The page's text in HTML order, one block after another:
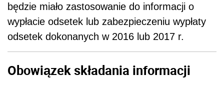
będzie miało zastosowanie do informacji o
wypłacie odsetek lub zabezpieczeniu wypłaty
odsetek dokonanych w 2016 lub 2017 r.
Obowiązek składania informacji